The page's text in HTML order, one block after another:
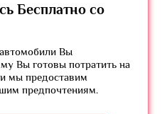
Бесплатно со
Вы
Вы готовы потратить на
мы предоставим
предпочтениям.